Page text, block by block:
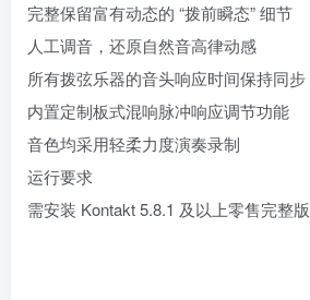
完整保留富有动态的 “拨前瞬态” 细节
人工调音，还原自然音高律动感
所有拨弦乐器的音头响应时间保持同步
内置定制板式混响脉冲响应调节功能
音色均采用轻柔力度演奏录制
运行要求
需安装 Kontakt 5.8.1 及以上零售完整版